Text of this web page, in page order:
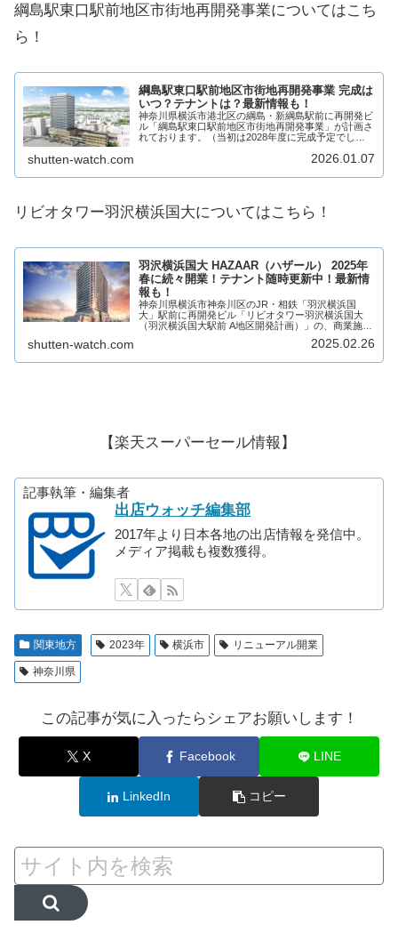
綱島駅東口駅前地区市街地再開発事業についてはこち
ら！
綱島駅東口駅前地区市街地再開発事業 完成は
いつ？テナントは？最新情報も！
神奈川県横浜市港北区の綱島・新綱島駅前に再開発ビ
ル「綱島駅東口駅前地区市街地再開発事業」が計画さ
れております。（当初は2028年度に完成予定でし
設には複数階にわたって様々なジャンルの複数店舗
shutten-watch.com 2026.01.07
リビオタワー羽沢横浜国大についてはこちら！
羽沢横浜国大 HAZAAR（ハザール） 2025年
春に続々開業！テナント随時更新中！最新情
報も！
神奈川県横浜市神奈川区のJR・相鉄「羽沢横浜国
大」駅前に再開発ビル「リビオタワー羽沢横浜国大
（羽沢横浜国大駅前 A地区開発計画）」の、商業施設
業！2025年春にも続々と開業！分譲マ...
shutten-watch.com 2025.02.26
【楽天スーパーセール情報】
記事執筆・編集者
出店ウォッチ編集部
2017年より日本各地の出店情報を発信中。
メディア掲載も複数獲得。
関東地方 2023年 横浜市 リニューアル開業
神奈川県
この記事が気に入ったらシェアお願いします！
X Facebook LINE
LinkedIn コピー